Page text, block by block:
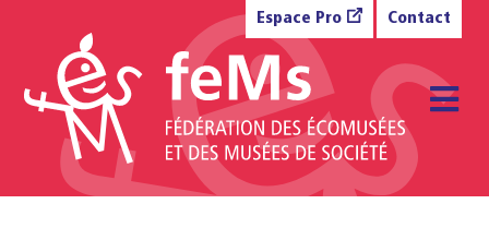
Espace Pro Contact